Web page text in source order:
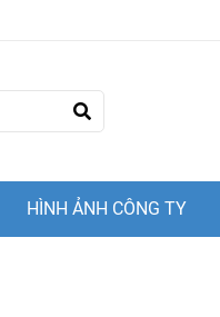
HÌNH ẢNH CÔNG TY